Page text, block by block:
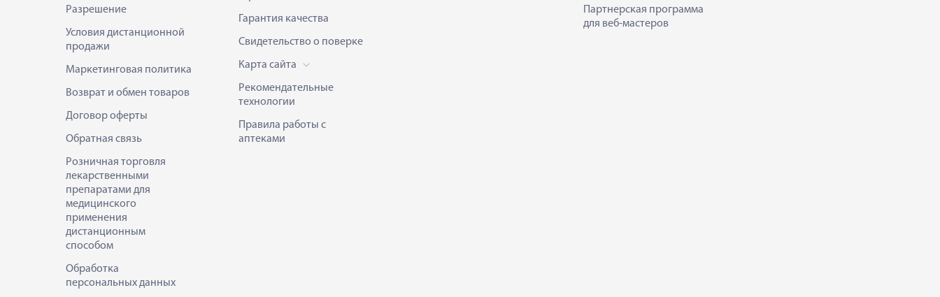
Разрешение
Условия дистанционной
продажи
Маркетинговая политика
Возврат и обмен товаров
Договор оферты
Обратная связь
Розничная торговля
лекарственными
препаратами для
медицинского
применения
дистанционным
способом
Обработка
персональных данных
Гарантия качества
Свидетельство о поверке
Карта сайта
Рекомендательные
технологии
Правила работы с
аптеками
Партнерская программа
для веб-мастеров